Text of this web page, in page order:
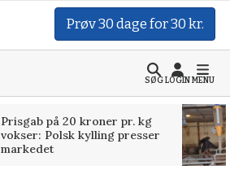
Prøv 30 dage for 30 kr.
SØGLOGINMENU
Prisgab på 20 kroner pr. kg
vokser: Polsk kylling presser
markedet